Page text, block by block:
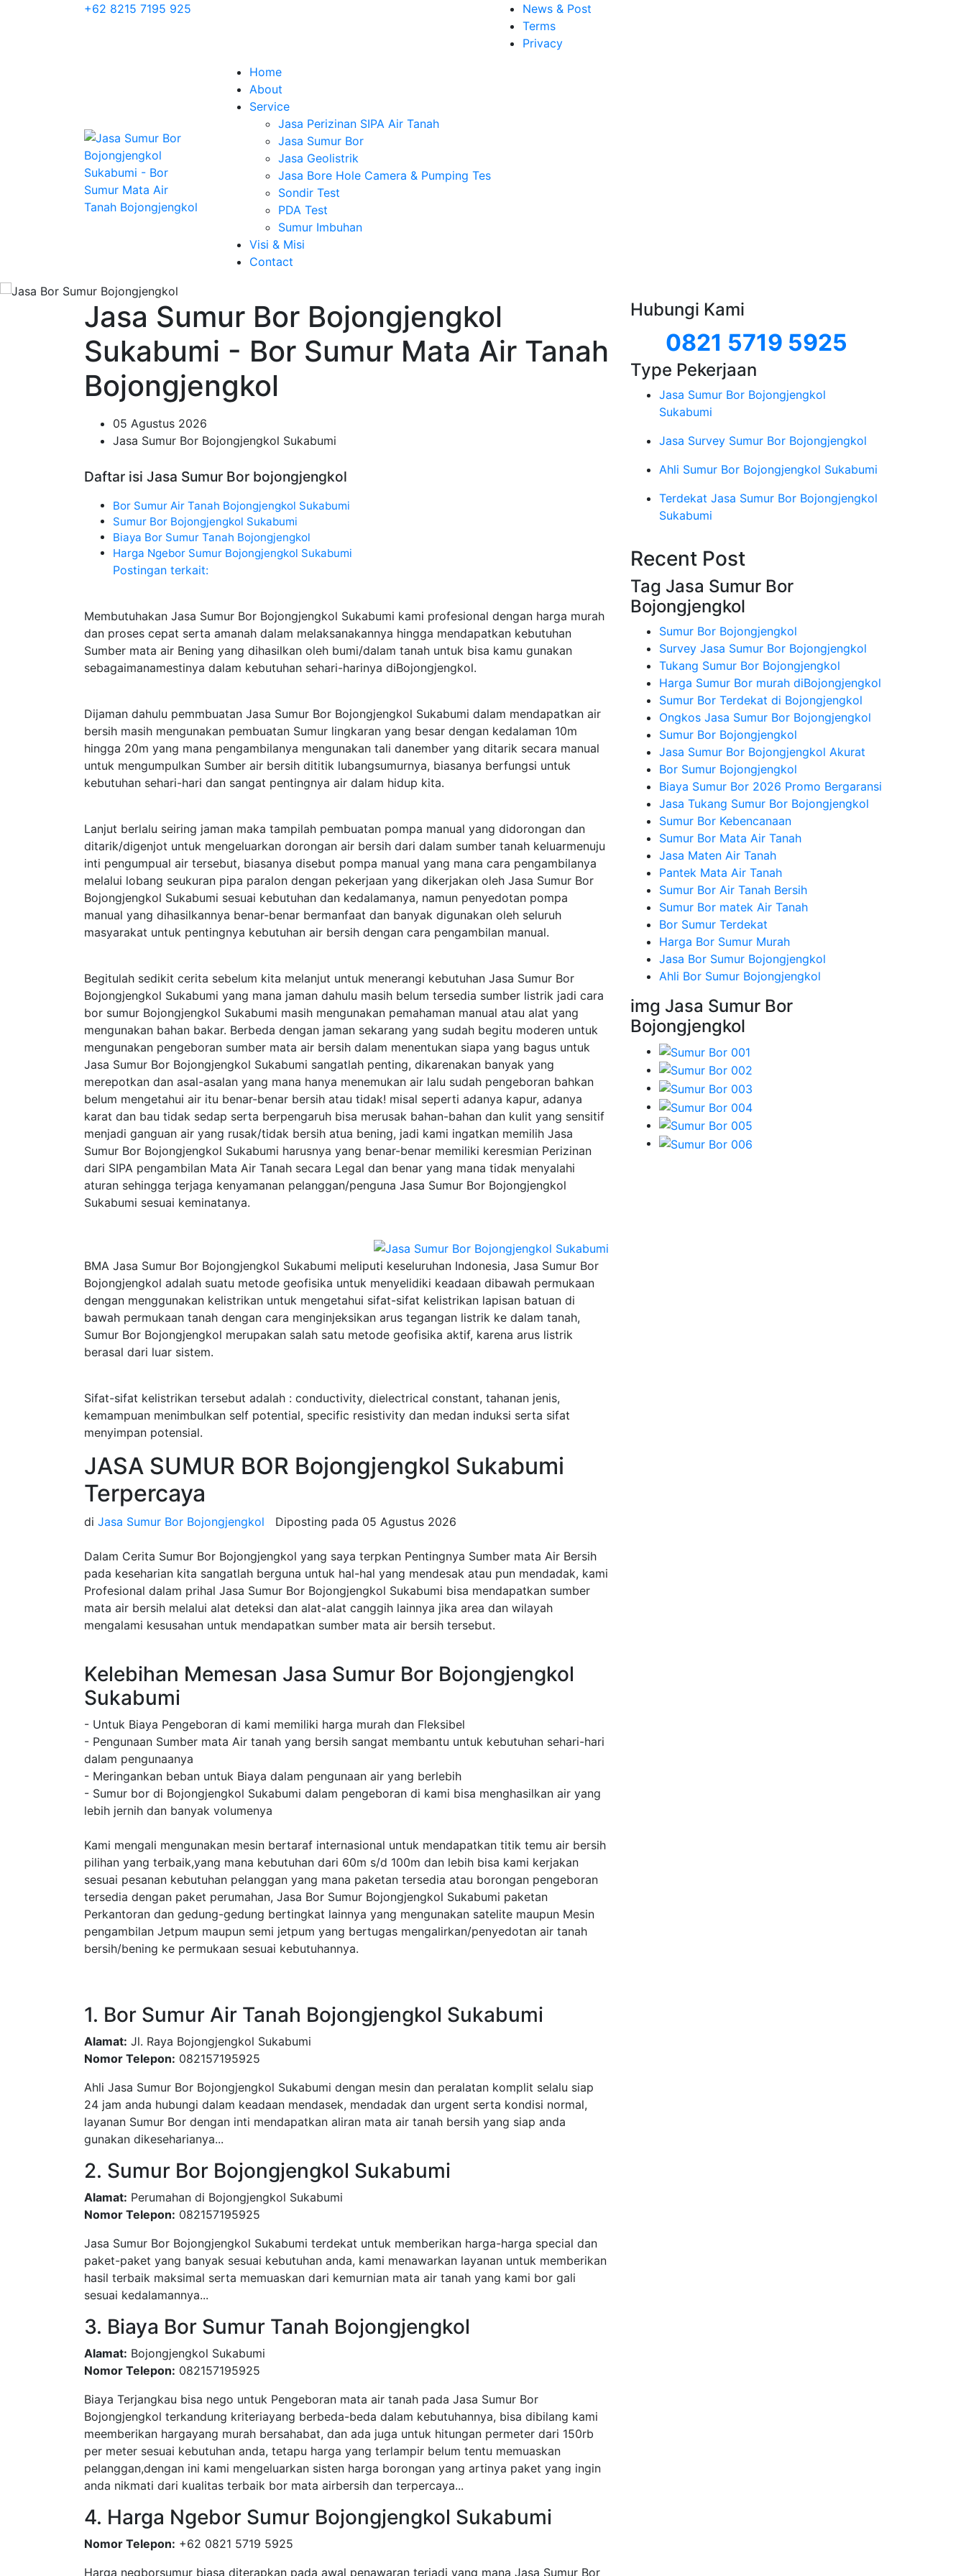
+62 8215 7195 925
News & Post
Terms
Privacy
Home
About
Service
Jasa Perizinan SIPA Air Tanah
Jasa Sumur Bor
Jasa Geolistrik
Jasa Bore Hole Camera & Pumping Tes
Sondir Test
PDA Test
Sumur Imbuhan
Visi & Misi
Contact
Jasa Sumur Bor Bojongjengkol
Sukabumi - Bor Sumur Mata Air Tanah
Bojongjengkol
05 Agustus 2026
Jasa Sumur Bor Bojongjengkol Sukabumi
Daftar isi Jasa Sumur Bor bojongjengkol
Bor Sumur Air Tanah Bojongjengkol Sukabumi
Sumur Bor Bojongjengkol Sukabumi
Biaya Bor Sumur Tanah Bojongjengkol
Harga Ngebor Sumur Bojongjengkol Sukabumi
Postingan terkait:
Membutuhakan Jasa Sumur Bor Bojongjengkol Sukabumi kami profesional dengan harga murah
dan proses cepat serta amanah dalam melaksanakannya hingga mendapatkan kebutuhan
Sumber mata air Bening yang dihasilkan oleh bumi/dalam tanah untuk bisa kamu gunakan
sebagaimanamestinya dalam kebutuhan sehari-harinya diBojongjengkol.
Dijaman dahulu pemmbuatan Jasa Sumur Bor Bojongjengkol Sukabumi dalam mendapatkan air
bersih masih mengunakan pembuatan Sumur lingkaran yang besar dengan kedalaman 10m
hingga 20m yang mana pengambilanya mengunakan tali danember yang ditarik secara manual
untuk mengumpulkan Sumber air bersih dititik lubangsumurnya, biasanya berfungsi untuk
kebutuhan sehari-hari dan sangat pentingnya air dalam hidup kita.
Lanjut berlalu seiring jaman maka tampilah pembuatan pompa manual yang didorongan dan
ditarik/digenjot untuk mengeluarkan dorongan air bersih dari dalam sumber tanah keluarmenuju
inti pengumpual air tersebut, biasanya disebut pompa manual yang mana cara pengambilanya
melalui lobang seukuran pipa paralon dengan pekerjaan yang dikerjakan oleh Jasa Sumur Bor
Bojongjengkol Sukabumi sesuai kebutuhan dan kedalamanya, namun penyedotan pompa
manual yang dihasilkannya benar-benar bermanfaat dan banyak digunakan oleh seluruh
masyarakat untuk pentingnya kebutuhan air bersih dengan cara pengambilan manual.
Begitulah sedikit cerita sebelum kita melanjut untuk menerangi kebutuhan Jasa Sumur Bor
Bojongjengkol Sukabumi yang mana jaman dahulu masih belum tersedia sumber listrik jadi cara
bor sumur Bojongjengkol Sukabumi masih mengunakan pemahaman manual atau alat yang
mengunakan bahan bakar. Berbeda dengan jaman sekarang yang sudah begitu moderen untuk
mengunakan pengeboran sumber mata air bersih dalam menentukan siapa yang bagus untuk
Jasa Sumur Bor Bojongjengkol Sukabumi sangatlah penting, dikarenakan banyak yang
merepotkan dan asal-asalan yang mana hanya menemukan air lalu sudah pengeboran bahkan
belum mengetahui air itu benar-benar bersih atau tidak! misal seperti adanya kapur, adanya
karat dan bau tidak sedap serta berpengaruh bisa merusak bahan-bahan dan kulit yang sensitif
menjadi ganguan air yang rusak/tidak bersih atua bening, jadi kami ingatkan memilih Jasa
Sumur Bor Bojongjengkol Sukabumi harusnya yang benar-benar memiliki keresmian Perizinan
dari SIPA pengambilan Mata Air Tanah secara Legal dan benar yang mana tidak menyalahi
aturan sehingga terjaga kenyamanan pelanggan/penguna Jasa Sumur Bor Bojongjengkol
Sukabumi sesuai keminatanya.
BMA Jasa Sumur Bor Bojongjengkol Sukabumi meliputi keseluruhan Indonesia, Jasa Sumur Bor
Bojongjengkol adalah suatu metode geofisika untuk menyelidiki keadaan dibawah permukaan
dengan menggunakan kelistrikan untuk mengetahui sifat-sifat kelistrikan lapisan batuan di
bawah permukaan tanah dengan cara menginjeksikan arus tegangan listrik ke dalam tanah,
Sumur Bor Bojongjengkol merupakan salah satu metode geofisika aktif, karena arus listrik
berasal dari luar sistem.
Sifat-sifat kelistrikan tersebut adalah : conductivity, dielectrical constant, tahanan jenis,
kemampuan menimbulkan self potential, specific resistivity dan medan induksi serta sifat
menyimpan potensial.
JASA SUMUR BOR Bojongjengkol Sukabumi
Terpercaya
di Jasa Sumur Bor Bojongjengkol Diposting pada 05 Agustus 2026
Dalam Cerita Sumur Bor Bojongjengkol yang saya terpkan Pentingnya Sumber mata Air Bersih
pada keseharian kita sangatlah berguna untuk hal-hal yang mendesak atau pun mendadak, kami
Profesional dalam prihal Jasa Sumur Bor Bojongjengkol Sukabumi bisa mendapatkan sumber
mata air bersih melalui alat deteksi dan alat-alat canggih lainnya jika area dan wilayah
mengalami kesusahan untuk mendapatkan sumber mata air bersih tersebut.
Kelebihan Memesan Jasa Sumur Bor Bojongjengkol
Sukabumi
- Untuk Biaya Pengeboran di kami memiliki harga murah dan Fleksibel
- Pengunaan Sumber mata Air tanah yang bersih sangat membantu untuk kebutuhan sehari-hari
dalam pengunaanya
- Meringankan beban untuk Biaya dalam pengunaan air yang berlebih
- Sumur bor di Bojongjengkol Sukabumi dalam pengeboran di kami bisa menghasilkan air yang
lebih jernih dan banyak volumenya
Kami mengali mengunakan mesin bertaraf internasional untuk mendapatkan titik temu air bersih
pilihan yang terbaik,yang mana kebutuhan dari 60m s/d 100m dan lebih bisa kami kerjakan
sesuai pesanan kebutuhan pelanggan yang mana paketan tersedia atau borongan pengeboran
tersedia dengan paket perumahan, Jasa Bor Sumur Bojongjengkol Sukabumi paketan
Perkantoran dan gedung-gedung bertingkat lainnya yang mengunakan satelite maupun Mesin
pengambilan Jetpum maupun semi jetpum yang bertugas mengalirkan/penyedotan air tanah
bersih/bening ke permukaan sesuai kebutuhannya.
1. Bor Sumur Air Tanah Bojongjengkol Sukabumi
Alamat: Jl. Raya Bojongjengkol Sukabumi
Nomor Telepon: 082157195925
Ahli Jasa Sumur Bor Bojongjengkol Sukabumi dengan mesin dan peralatan komplit selalu siap
24 jam anda hubungi dalam keadaan mendasek, mendadak dan urgent serta kondisi normal,
layanan Sumur Bor dengan inti mendapatkan aliran mata air tanah bersih yang siap anda
gunakan dikeseharianya...
2. Sumur Bor Bojongjengkol Sukabumi
Alamat: Perumahan di Bojongjengkol Sukabumi
Nomor Telepon: 082157195925
Jasa Sumur Bor Bojongjengkol Sukabumi terdekat untuk memberikan harga-harga special dan
paket-paket yang banyak sesuai kebutuhan anda, kami menawarkan layanan untuk memberikan
hasil terbaik maksimal serta memuaskan dari kemurnian mata air tanah yang kami bor gali
sesuai kedalamannya...
3. Biaya Bor Sumur Tanah Bojongjengkol
Alamat: Bojongjengkol Sukabumi
Nomor Telepon: 082157195925
Biaya Terjangkau bisa nego untuk Pengeboran mata air tanah pada Jasa Sumur Bor
Bojongjengkol terkandung kriteriayang berbeda-beda dalam kebutuhannya, bisa dibilang kami
meemberikan hargayang murah bersahabat, dan ada juga untuk hitungan permeter dari 150rb
per meter sesuai kebutuhan anda, tetapu harga yang terlampir belum tentu memuaskan
pelanggan,dengan ini kami mengeluarkan sisten harga borongan yang artinya paket yang ingin
anda nikmati dari kualitas terbaik bor mata airbersih dan terpercaya...
4. Harga Ngebor Sumur Bojongjengkol Sukabumi
Nomor Telepon: +62 0821 5719 5925
Harga negborsumur biasa diterapkan pada awal penawaran terjadi yang mana Jasa Sumur Bor
Hubungi Kami
0821 5719 5925
Type Pekerjaan
Jasa Sumur Bor Bojongjengkol
Sukabumi
Jasa Survey Sumur Bor Bojongjengkol
Ahli Sumur Bor Bojongjengkol Sukabumi
Terdekat Jasa Sumur Bor Bojongjengkol
Sukabumi
Recent Post
Tag Jasa Sumur Bor
Bojongjengkol
Sumur Bor Bojongjengkol
Survey Jasa Sumur Bor Bojongjengkol
Tukang Sumur Bor Bojongjengkol
Harga Sumur Bor murah diBojongjengkol
Sumur Bor Terdekat di Bojongjengkol
Ongkos Jasa Sumur Bor Bojongjengkol
Sumur Bor Bojongjengkol
Jasa Sumur Bor Bojongjengkol Akurat
Bor Sumur Bojongjengkol
Biaya Sumur Bor 2026 Promo Bergaransi
Jasa Tukang Sumur Bor Bojongjengkol
Sumur Bor Kebencanaan
Sumur Bor Mata Air Tanah
Jasa Maten Air Tanah
Pantek Mata Air Tanah
Sumur Bor Air Tanah Bersih
Sumur Bor matek Air Tanah
Bor Sumur Terdekat
Harga Bor Sumur Murah
Jasa Bor Sumur Bojongjengkol
Ahli Bor Sumur Bojongjengkol
img Jasa Sumur Bor
Bojongjengkol